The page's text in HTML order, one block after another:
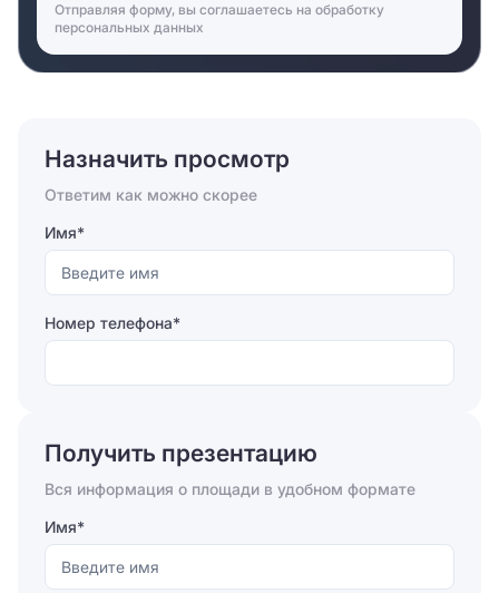
Отправляя форму, вы соглашаетесь на обработку
персональных данных
Назначить просмотр
Ответим как можно скорее
Имя*
Номер телефона*
Отправить
Получить презентацию
Вся информация о площади в удобном формате
Имя*